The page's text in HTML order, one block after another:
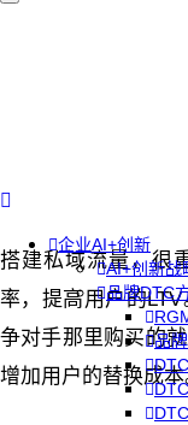
企业AI+创新
AI+创新战
品牌DTC
品
搭建私域流量，很
率，提高用户的
争对手那里购买的
增加用户的替换成